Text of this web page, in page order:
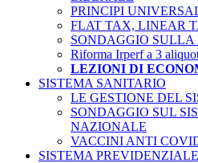
PRINCIPI
FLAT TAX, LINEAR
SONDAGGIO SULLA
Riforma Irperf a 3
LEZIONI DI
SISTEMA SANITARIO
LE GESTIONE DEL
SONDAGGIO SUL
NAZIONALE
VACCINI ANTI
SISTEMA PREVIDENZIALE